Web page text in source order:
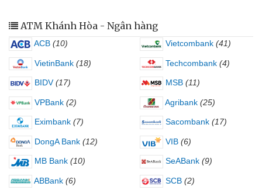
ATM Khánh Hòa - Ngân hàng
ACB (10) Vietcombank (41)
VietinBank (18) Techcombank (4)
BIDV (17) MSB (11)
VPBank (2) Agribank (25)
Eximbank (7) Sacombank (17)
DongA Bank (12) VIB (6)
MB Bank (10) SeABank (9)
ABBank (6) SCB (2)